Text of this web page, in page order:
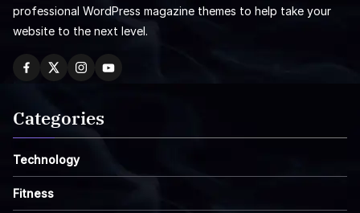
professional WordPress magazine themes to help take your
website to the next level.
Categories
Technology
Fitness